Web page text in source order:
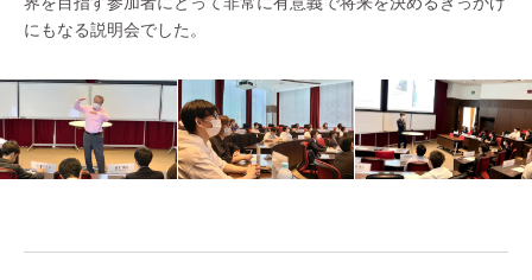
にもなる説明会でした。